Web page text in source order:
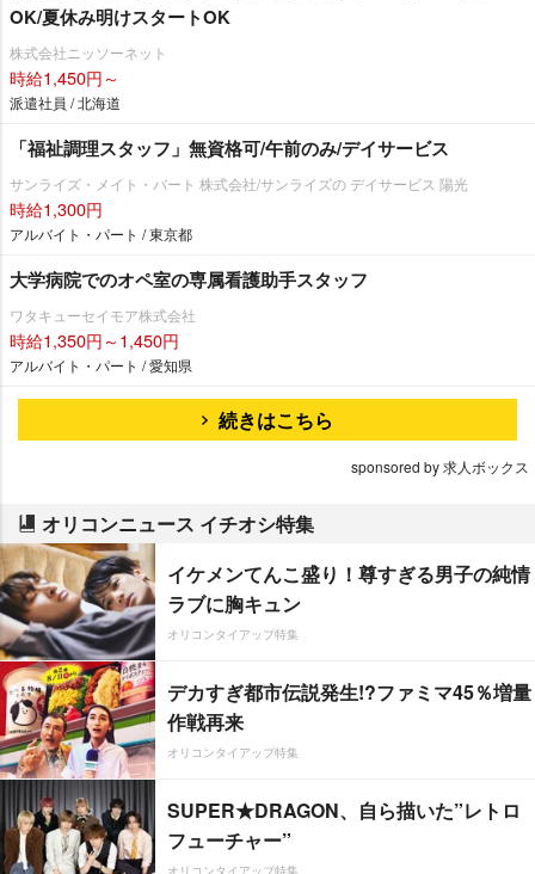
OK/夏休み明けスタートOK
株式会社ニッソーネット
時給1,450円～
派遣社員 / 北海道
「福祉調理スタッフ」無資格可/午前のみ/デイサービス
サンライズ・メイト・バート 株式会社/サンライズの デイサービス 陽光
時給1,300円
アルバイト・パート / 東京都
大学病院でのオペ室の専属看護助手スタッフ
ワタキューセイモア株式会社
時給1,350円～1,450円
アルバイト・パート / 愛知県
続きはこちら
sponsored by 求人ボックス
オリコンニュース イチオシ特集
イケメンてんこ盛り！尊すぎる男子の純情
ラブに胸キュン
オリコンタイアップ特集
デカすぎ都市伝説発生!?ファミマ45％増量
作戦再来
オリコンタイアップ特集
SUPER★DRAGON、自ら描いた”レトロ
フューチャー”